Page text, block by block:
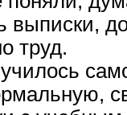
выписки,
труд.